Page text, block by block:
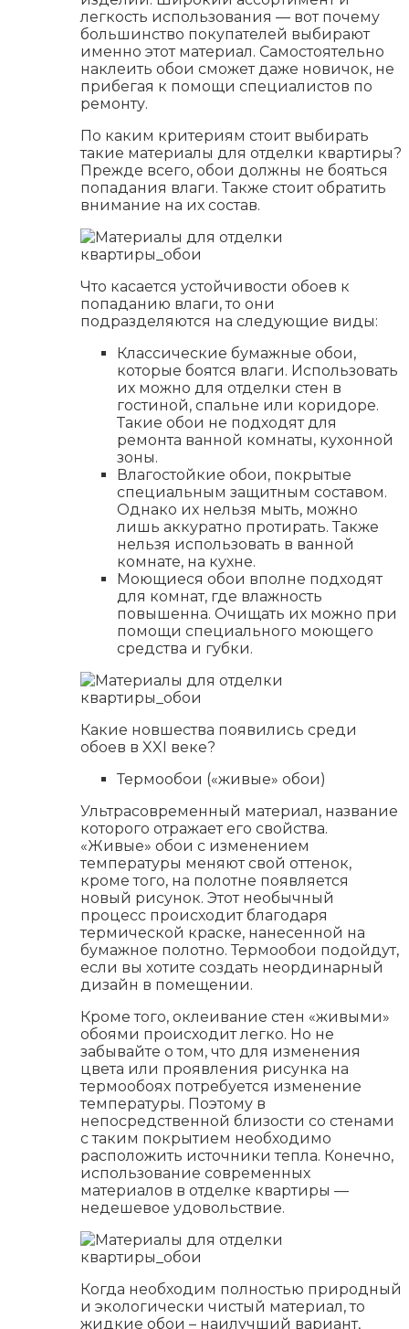
легкость использования — вот почему
большинство покупателей выбирают
именно этот материал. Самостоятельно
наклеить обои сможет даже новичок, не
прибегая к помощи специалистов по
ремонту.
По каким критериям стоит выбирать
такие материалы для отделки квартиры?
Прежде всего, обои должны не бояться
попадания влаги. Также стоит обратить
внимание на их состав.
Что касается устойчивости обоев к
попаданию влаги, то они
подразделяются на следующие виды:
Классические бумажные обои,
которые боятся влаги. Использовать
их можно для отделки стен в
гостиной, спальне или коридоре.
Такие обои не подходят для
ремонта ванной комнаты, кухонной
зоны.
Влагостойкие обои, покрытые
специальным защитным составом.
Однако их нельзя мыть, можно
лишь аккуратно протирать. Также
нельзя использовать в ванной
комнате, на кухне.
Моющиеся обои вполне подходят
для комнат, где влажность
повышенна. Очищать их можно при
помощи специального моющего
средства и губки.
Какие новшества появились среди
обоев в XXI веке?
Термообои («живые» обои)
Ультрасовременный материал, название
которого отражает его свойства.
«Живые» обои с изменением
температуры меняют свой оттенок,
кроме того, на полотне появляется
новый рисунок. Этот необычный
процесс происходит благодаря
термической краске, нанесенной на
бумажное полотно. Термообои подойдут,
если вы хотите создать неординарный
дизайн в помещении.
Кроме того, оклеивание стен «живыми»
обоями происходит легко. Но не
забывайте о том, что для изменения
цвета или проявления рисунка на
термообоях потребуется изменение
температуры. Поэтому в
непосредственной близости со стенами
с таким покрытием необходимо
расположить источники тепла. Конечно,
использование современных
материалов в отделке квартиры —
недешевое удовольствие.
Когда необходим полностью природный
и экологически чистый материал, то
жидкие обои – наилучший вариант,